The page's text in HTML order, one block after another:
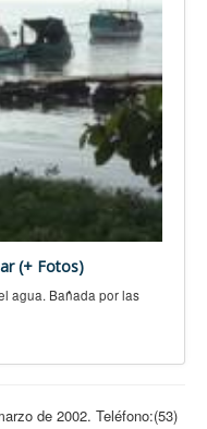
(+ Fotos)
agua. Bañada por las
de 2002. Teléfono:(53)